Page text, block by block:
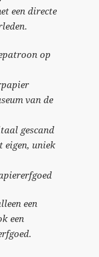
een directe
op
van de
gescand
eigen, uniek
een
een